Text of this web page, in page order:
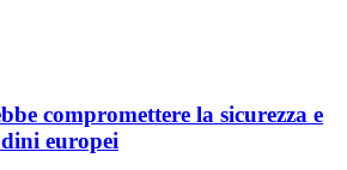
compromettere la sicurezza e
europei